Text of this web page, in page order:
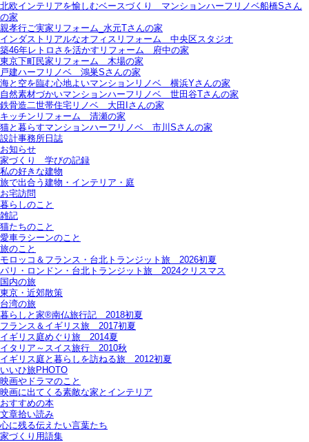
北欧インテリアを愉しむベースづくり＿マンションハーフリノベ船橋Sさん
の家
親孝行ご実家リフォーム_水元Tさんの家
インダストリアルなオフィスリフォーム＿中央区スタジオ
築46年レトロさを活かすリフォーム＿府中の家
東京下町民家リフォーム＿木場の家
戸建ハーフリノベ＿鴻巣Sさんの家
海と空を臨む心地よいマンションリノベ＿横浜Yさんの家
自然素材づかいマンションハーフリノベ＿世田谷Tさんの家
鉄骨造二世帯住宅リノベ＿大田Iさんの家
キッチンリフォーム＿清瀬の家
猫と暮らすマンションハーフリノベ＿市川Sさんの家
設計事務所日誌
お知らせ
家づくり 学びの記録
私の好きな建物
旅で出合う建物・インテリア・庭
お宅訪問
暮らしのこと
雑記
猫たちのこと
愛車ラシーンのこと
旅のこと
モロッコ＆フランス・台北トランジット旅＿2026初夏
パリ・ロンドン・台北トランジット旅＿2024クリスマス
国内の旅
東京・近郊散策
台湾の旅
暮らしと家®南仏旅行記＿2018初夏
フランス＆イギリス旅＿2017初夏
イギリス庭めぐり旅＿2014夏
イタリア～スイス旅行 2010秋
イギリス庭と暮らしを訪ねる旅＿2012初夏
いいひ旅PHOTO
映画やドラマのこと
映画に出てくる素敵な家とインテリア
おすすめの本
文章拾い読み
心に残る伝えたい言葉たち
家づくり用語集